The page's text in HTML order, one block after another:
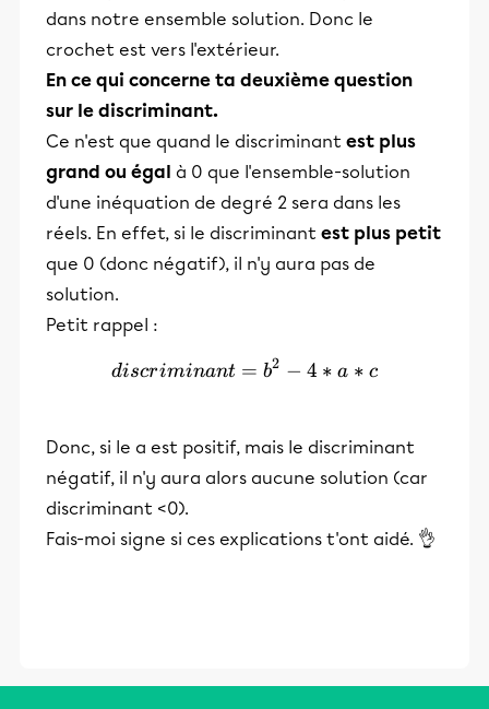
dans notre ensemble solution. Donc le
crochet est vers l'extérieur.
En ce qui concerne ta deuxième question
sur le discriminant.
Ce n'est que quand le discriminant est plus
grand ou égal à 0 que l'ensemble-solution
d'une inéquation de degré 2 sera dans les
réels. En effet, si le discriminant est plus petit
que 0 (donc négatif), il n'y aura pas de
solution.
Petit rappel :
discriminant = b^2-4*a*c
discriminant = b2 − 4 ∗ a ∗ c
Donc, si le a est positif, mais le discriminant
négatif, il n'y aura alors aucune solution (car
discriminant <0).
Fais-moi signe si ces explications t'ont aidé. 👌